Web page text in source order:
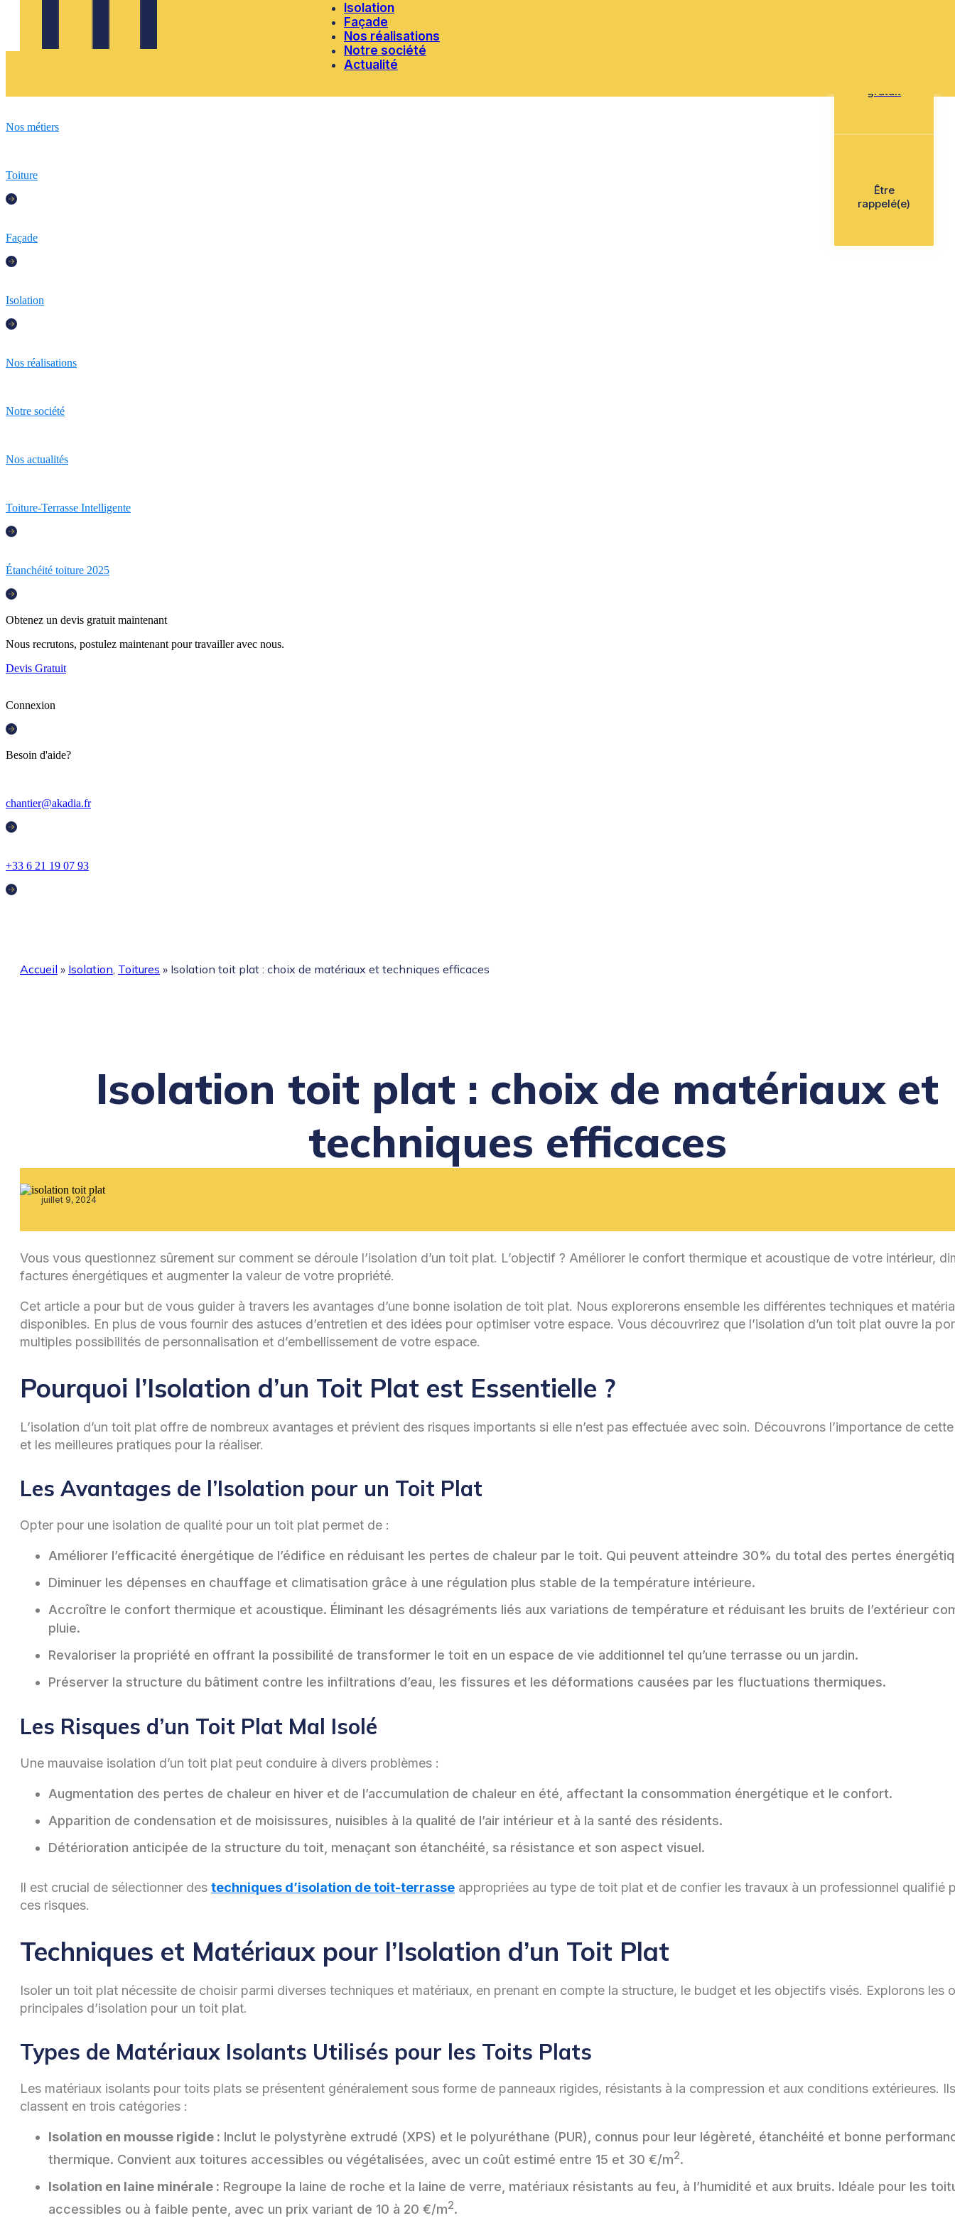
Isolation
Façade
Nos réalisations
Notre société
Actualité
Nos métiers
Toiture
Façade
Isolation
Nos réalisations
Notre société
Nos actualités
Toiture-Terrasse Intelligente
Étanchéité toiture 2025
Obtenez un devis gratuit maintenant
Nous recrutons, postulez maintenant pour travailler avec nous.
Devis Gratuit
Connexion
Besoin d'aide?
chantier@akadia.fr
+33 6 21 19 07 93
gratuit
Être
rappelé(e)
Accueil » Isolation, Toitures » Isolation toit plat : choix de matériaux et techniques efficaces
Isolation toit plat : choix de matériaux et
techniques efficaces
juillet 9, 2024
Vous vous questionnez sûrement sur comment se déroule l’isolation d’un toit plat. L’objectif ? Améliorer le confort thermique et acoustique de votre intérieur,
factures énergétiques et augmenter la valeur de votre propriété.
Cet article a pour but de vous guider à travers les avantages d’une bonne isolation de toit plat. Nous explorerons ensemble les différentes techniques et
disponibles. En plus de vous fournir des astuces d’entretien et des idées pour optimiser votre espace. Vous découvrirez que l’isolation d’un toit plat ouvre la
multiples possibilités de personnalisation et d’embellissement de votre espace.
Pourquoi l’Isolation d’un Toit Plat est Essentielle ?
L’isolation d’un toit plat offre de nombreux avantages et prévient des risques importants si elle n’est pas effectuée avec soin. Découvrons l’importance de
et les meilleures pratiques pour la réaliser.
Les Avantages de l’Isolation pour un Toit Plat
Opter pour une isolation de qualité pour un toit plat permet de :
Améliorer l’efficacité énergétique de l’édifice en réduisant les pertes de chaleur par le toit. Qui peuvent atteindre 30% du total des pertes
Diminuer les dépenses en chauffage et climatisation grâce à une régulation plus stable de la température intérieure.
Accroître le confort thermique et acoustique. Éliminant les désagréments liés aux variations de température et réduisant les bruits de l’extérieur
pluie.
Revaloriser la propriété en offrant la possibilité de transformer le toit en un espace de vie additionnel tel qu’une terrasse ou un jardin.
Préserver la structure du bâtiment contre les infiltrations d’eau, les fissures et les déformations causées par les fluctuations thermiques.
Les Risques d’un Toit Plat Mal Isolé
Une mauvaise isolation d’un toit plat peut conduire à divers problèmes :
Augmentation des pertes de chaleur en hiver et de l’accumulation de chaleur en été, affectant la consommation énergétique et le confort.
Apparition de condensation et de moisissures, nuisibles à la qualité de l’air intérieur et à la santé des résidents.
Détérioration anticipée de la structure du toit, menaçant son étanchéité, sa résistance et son aspect visuel.
Il est crucial de sélectionner des techniques d’isolation de toit-terrasse appropriées au type de toit plat et de confier les travaux à un professionnel qualifié
ces risques.
Techniques et Matériaux pour l’Isolation d’un Toit Plat
Isoler un toit plat nécessite de choisir parmi diverses techniques et matériaux, en prenant en compte la structure, le budget et les objectifs visés. Explorons les
principales d’isolation pour un toit plat.
Types de Matériaux Isolants Utilisés pour les Toits Plats
Les matériaux isolants pour toits plats se présentent généralement sous forme de panneaux rigides, résistants à la compression et aux conditions extérieures.
classent en trois catégories :
Isolation en mousse rigide : Inclut le polystyrène extrudé (XPS) et le polyuréthane (PUR), connus pour leur légèreté, étanchéité et bonne
thermique. Convient aux toitures accessibles ou végétalisées, avec un coût estimé entre 15 et 30 €/m2.
Isolation en laine minérale : Regroupe la laine de roche et la laine de verre, matériaux résistants au feu, à l’humidité et aux bruits. Idéale pour les
accessibles ou à faible pente, avec un prix variant de 10 à 20 €/m2.